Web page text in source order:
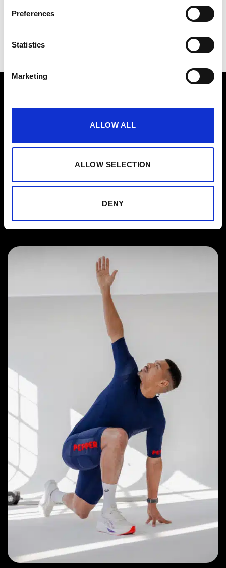
Preferences
Statistics
Marketing
ALLOW ALL
ALLOW SELECTION
DENY
Liity osaksi
yhteisöä
Koe yhteisö, joka motivoi, inspiroi ja kulkee mukanasi